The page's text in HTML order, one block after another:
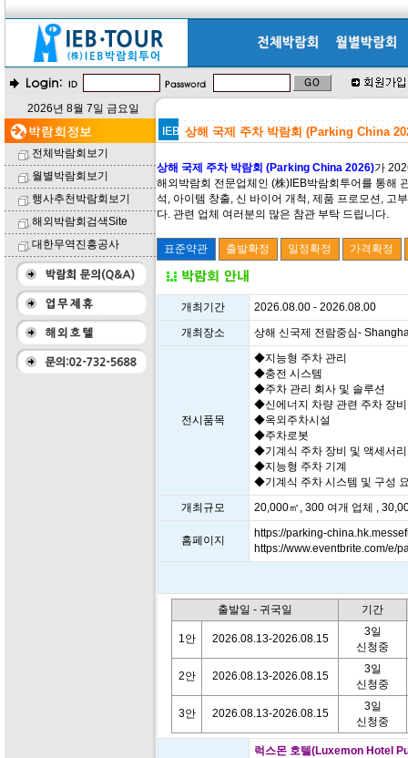
2026년 8월 7일 금요일
전체박람회보기
월별박람회보기
행사추천박람회보기
해외박람회검색Site
대한무역진흥공사
상해 국제 주차 박람회 (Parking China
상해 국제 주차 박람회 (Parking China 2026)가
해외박람회 전문업체인 (株)IEB박람회투어를 통해
석, 아이템 창출, 신 바이어 개척, 제품 프로모션, 고
다. 관련 업체 여러분의 많은 참관 부탁 드립니다.
개최기간
2026.08.00 - 2026.08.00
개최장소
상해 신국제 전람중심-
전시품목
◆지능형 주차 관리
◆충전 시스템
◆주차 관리 회사 및 솔루션
◆신에너지 차량 관련 주차 장
◆옥외주차시설
◆주차로봇
◆기계식 주차 장비 및 액세서리
◆지능형 주차 기계
◆기계식 주차 시스템 및 구성
개최규모
20,000㎡, 300 여개 업체 ,
홈페이지
https://parking-
https://www.eventbrite.com/e/
출발일 - 귀국일 기간
1안 2026.08.13-2026.08.15
3일
신청중
2안 2026.08.13-2026.08.15
3일
신청중
3안 2026.08.13-2026.08.15
3일
신청중
럭스몬 호텔(Luxemon Hotel